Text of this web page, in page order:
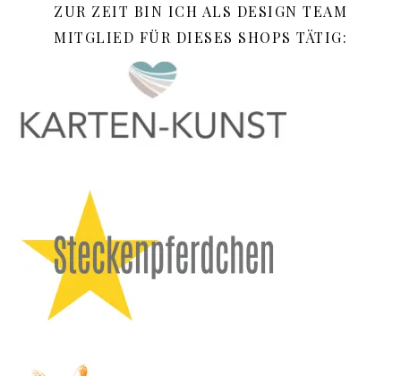
ZUR ZEIT BIN ICH ALS DESIGN TEAM
MITGLIED FÜR DIESES SHOPS TÄTIG: